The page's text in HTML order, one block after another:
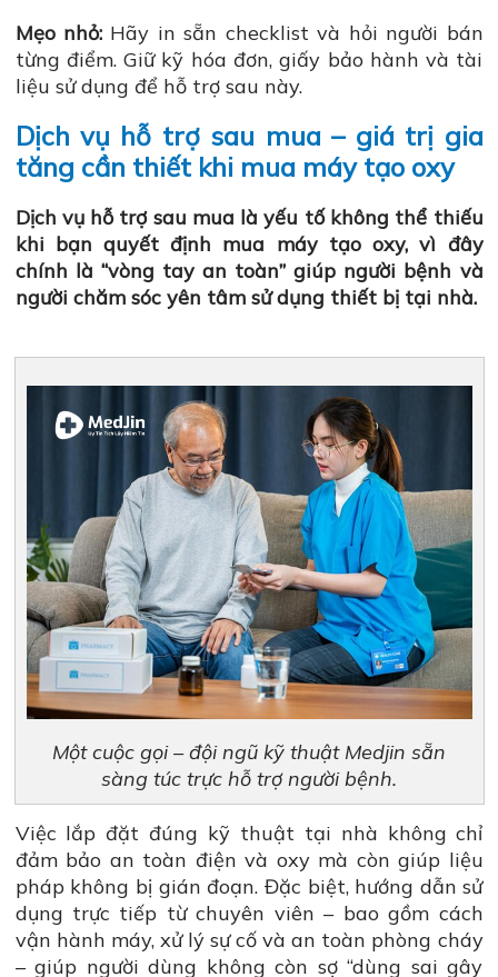
Mẹo nhỏ:Hãy in sẵn checklist và hỏi người bán
từng điểm. Giữ kỹ hóa đơn, giấy bảo hành và tài
liệu sử dụng để hỗ trợ sau này.
Dịch vụ hỗ trợ sau mua – giá trị gia
tăng cần thiết khi mua máy tạo oxy
Dịch vụ hỗ trợ sau mua là yếu tố không thể thiếu
khi bạn quyết định mua máy tạo oxy, vì đây
chính là “vòng tay an toàn” giúp người bệnh và
người chăm sóc yên tâm sử dụng thiết bị tại nhà.
Một cuộc gọi – đội ngũ kỹ thuật Medjin sẵn
sàng túc trực hỗ trợ người bệnh.
Việc lắp đặt đúng kỹ thuật tại nhà không chỉ
đảm bảo an toàn điện và oxy mà còn giúp liệu
pháp không bị gián đoạn. Đặc biệt, hướng dẫn sử
dụng trực tiếp từ chuyên viên – bao gồm cách
vận hành máy, xử lý sự cố và an toàn phòng cháy
– giúp người dùng không còn sợ “dùng sai gây